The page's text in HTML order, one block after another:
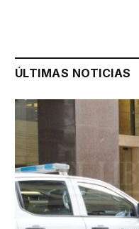
ÚLTIMAS NOTICIAS